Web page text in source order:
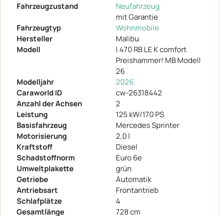
Fahrzeugzustand
Neufahrzeug
mit Garantie
Fahrzeugtyp
Wohnmobile
Hersteller
Malibu
Modell
I 470 RB LE K comfort
Preishammer! MB Modell
26
Modelljahr
2026
Caraworld ID
cw-26318442
Anzahl der Achsen
2
Leistung
125 kW/170 PS
Basisfahrzeug
Mercedes Sprinter
Motorisierung
2,0 l
Kraftstoff
Diesel
Schadstoffnorm
Euro 6e
Umweltplakette
grün
Getriebe
Automatik
Antriebsart
Frontantrieb
Schlafplätze
4
Gesamtlänge
728 cm